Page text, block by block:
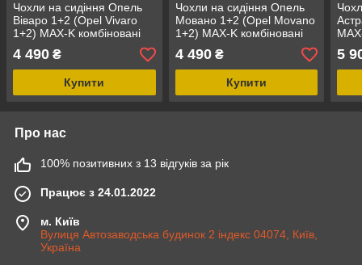
Чохли на сидіння Опель
Віваро 1+2 (Opel Vivaro
1+2) MAX-K комбіновані
аригона алькантара
4 490 ₴
Купити
Чохли на сидіння Опель
Мовано 1+2 (Opel Movano
1+2) MAX-K комбіновані
аригона алькантара
4 490₴
Купити
5
Про нас
100% позитивних з 13 відгуків за рік
Працює з 24.01.2022
м. Київ
Вулиця Автозаводська будинок 2 індекс 04074, Київ,
Україна